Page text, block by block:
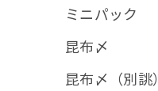
ミニパック
昆布〆
昆布〆（別誂）